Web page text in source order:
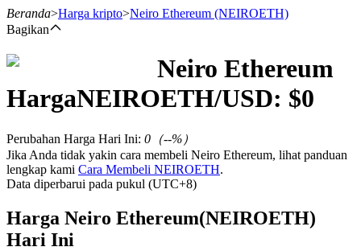
USDT Berjangka
Beranda>Harga kripto>Neiro Ethereum (NEIROETH)
Bagikan
Neiro Ethereum
HargaNEIROETH/USD: $0
Perubahan Harga Hari Ini: 0 （--%）
Jika Anda tidak yakin cara membeli Neiro Ethereum, lihat panduan
lengkap kami Cara Membeli NEIROETH.
Data diperbarui pada pukul (UTC+8)
Harga Neiro Ethereum(NEIROETH)
Hari Ini